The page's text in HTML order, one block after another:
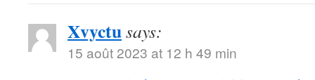
Xvyctusays:
15 août 2023 at 12 h 49 min